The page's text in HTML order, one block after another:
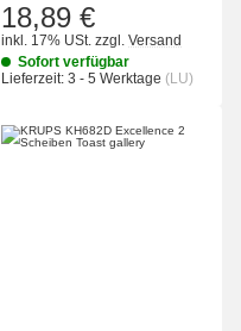
18,89 €
inkl. 17% USt. zzgl. Versand
Sofort verfügbar
Lieferzeit: 3 - 5 Werktage (LU)